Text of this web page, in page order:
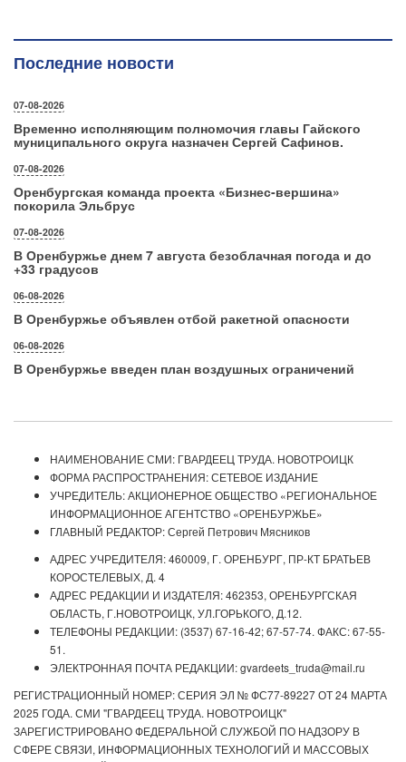
Последние новости
07-08-2026
Временно исполняющим полномочия главы Гайского
муниципального округа назначен Сергей Сафинов.
07-08-2026
Оренбургская команда проекта «Бизнес‑вершина»
покорила Эльбрус
07-08-2026
В Оренбуржье днем 7 августа безоблачная погода и до
+33 градусов
06-08-2026
В Оренбуржье объявлен отбой ракетной опасности
06-08-2026
В Оренбуржье введен план воздушных ограничений
НАИМЕНОВАНИЕ СМИ: ГВАРДЕЕЦ ТРУДА. НОВОТРОИЦК
ФОРМА РАСПРОСТРАНЕНИЯ: СЕТЕВОЕ ИЗДАНИЕ
УЧРЕДИТЕЛЬ: АКЦИОНЕРНОЕ ОБЩЕСТВО «РЕГИОНАЛЬНОЕ
ИНФОРМАЦИОННОЕ АГЕНТСТВО «ОРЕНБУРЖЬЕ»
ГЛАВНЫЙ РЕДАКТОР: Сергей Петрович Мясников
АДРЕС УЧРЕДИТЕЛЯ: 460009, Г. ОРЕНБУРГ, ПР-КТ БРАТЬЕВ
КОРОСТЕЛЕВЫХ, Д. 4
АДРЕС РЕДАКЦИИ И ИЗДАТЕЛЯ: 462353, ОРЕНБУРГСКАЯ
ОБЛАСТЬ, Г.НОВОТРОИЦК, УЛ.ГОРЬКОГО, Д.12.
ТЕЛЕФОНЫ РЕДАКЦИИ: (3537) 67-16-42; 67-57-74. ФАКС: 67-55-
51.
ЭЛЕКТРОННАЯ ПОЧТА РЕДАКЦИИ: gvardeets_truda@mail.ru
РЕГИСТРАЦИОННЫЙ НОМЕР: СЕРИЯ ЭЛ № ФС77-89227 ОТ 24 МАРТА
2025 ГОДА. СМИ "ГВАРДЕЕЦ ТРУДА. НОВОТРОИЦК"
ЗАРЕГИСТРИРОВАНО ФЕДЕРАЛЬНОЙ СЛУЖБОЙ ПО НАДЗОРУ В
СФЕРЕ СВЯЗИ, ИНФОРМАЦИОННЫХ ТЕХНОЛОГИЙ И МАССОВЫХ